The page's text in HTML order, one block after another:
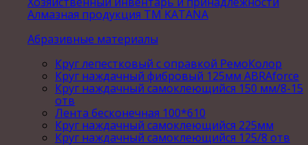
Алмазная продукция ТМ KATANA
Абразивные материалы
Круг лепестковый с оправкой РемоКолор
Круг наждачный фибровый 125мм ABRAforce
Круг наждачный самоклеющийся 150 мм/8-15
отв
Лента бесконечная 100*610
Круг наждачный самоклеющийся 225мм
Круг наждачный самоклеющийся 125/8 отв